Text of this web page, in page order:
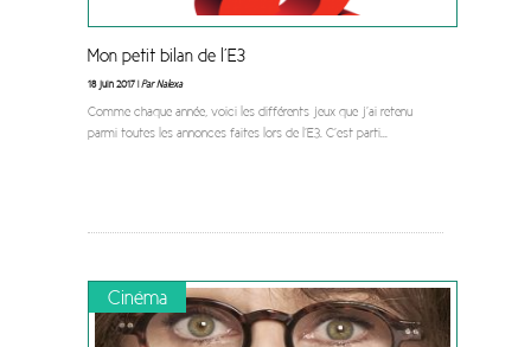
Mon petit bilan de l’E3
18 juin 2017 |Par Nalexa
Comme chaque année, voici les différents jeux que j’ai retenu
parmi toutes les annonces faites lors de l’E3. C’est parti...
Cinéma